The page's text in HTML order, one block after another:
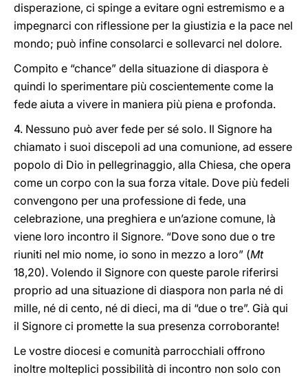
disperazione, ci spinge a evitare ogni estremismo e a
impegnarci con riflessione per la giustizia e la pace nel
mondo; può infine consolarci e sollevarci nel dolore.
Compito e “chance” della situazione di diaspora è
quindi lo sperimentare più coscientemente come la
fede aiuta a vivere in maniera più piena e profonda.
4. Nessuno può aver fede per sé solo. Il Signore ha
chiamato i suoi discepoli ad una comunione, ad essere
popolo di Dio in pellegrinaggio, alla Chiesa, che opera
come un corpo con la sua forza vitale. Dove più fedeli
convengono per una professione di fede, una
celebrazione, una preghiera e un’azione comune, là
viene loro incontro il Signore. “Dove sono due o tre
riuniti nel mio nome, io sono in mezzo a loro” (Mt
18,20). Volendo il Signore con queste parole riferirsi
proprio ad una situazione di diaspora non parla né di
mille, né di cento, né di dieci, ma di “due o tre”. Già qui
il Signore ci promette la sua presenza corroborante!
Le vostre diocesi e comunità parrocchiali offrono
inoltre molteplici possibilità di incontro non solo con